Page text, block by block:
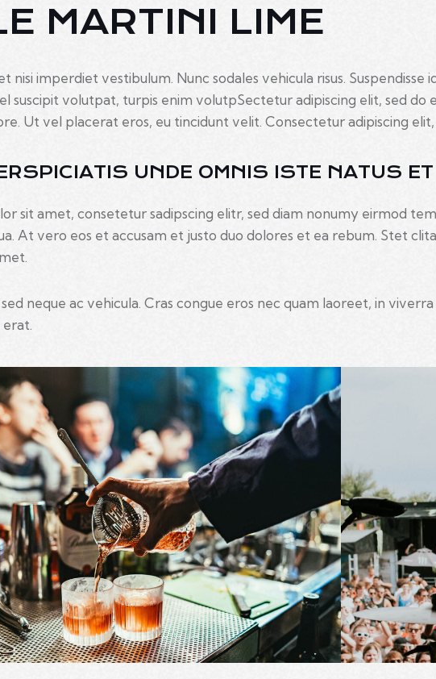
MARTINI LIME
nisi imperdiet vestibulum. Nunc sodales vehicula risus.
suscipit volutpat, turpis enim volutpSectetur adipiscing elit, sed do
Ut vel placerat eros, eu tincidunt velit. Consectetur adipiscing elit,
UNDE OMNIS ISTE NATUS ET
sit amet, consetetur sadipscing elitr, sed diam nonumy eirmod
At vero eos et accusam et justo duo dolores et ea rebum. Stet
neque ac vehicula. Cras congue eros nec quam laoreet, in